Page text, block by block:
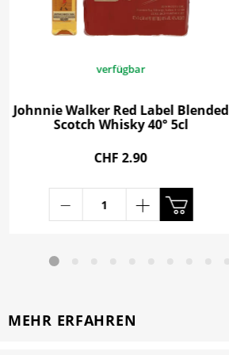
verfügbar
Johnnie Walker Red Label Blended
Scotch Whisky 40° 5cl
CHF 2.90
MEHR ERFAHREN